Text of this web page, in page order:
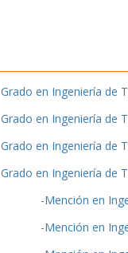
Grado en Ingeniería de
Grado en Ingeniería de
Grado en Ingeniería de
Grado en Ingeniería de
-Mención en
-Mención en